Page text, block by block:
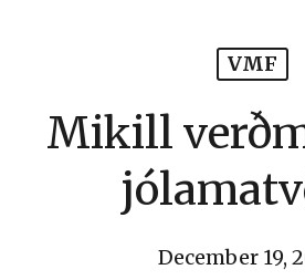
VMF
Mikill
December 19,